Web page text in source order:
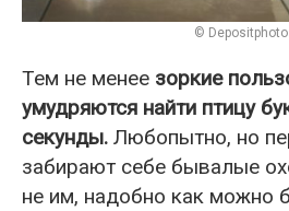
©
Тем не менее зоркие
умудряются найти птицу
секунды. Любопытно, но
забирают себе бывалые
не им, надобно как можно